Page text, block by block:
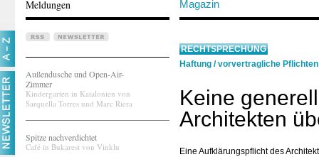
Meldungen Magazin
Außendusche und Open-Air-
Zimmer
Kindergarten in Katalonien von
Sarquella Torres und Marc Riera
Spitze nachverdichtet
Café in Bukarest von Vinklu
RECHTSPRECHUNG
Haftung /vorvertragliche Pflichten
Keine
Architekten
Eine Aufklärungspflicht des